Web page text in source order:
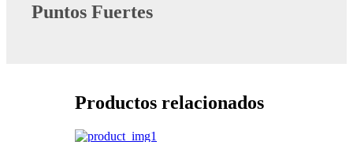
Puntos Fuertes
Productos relacionados